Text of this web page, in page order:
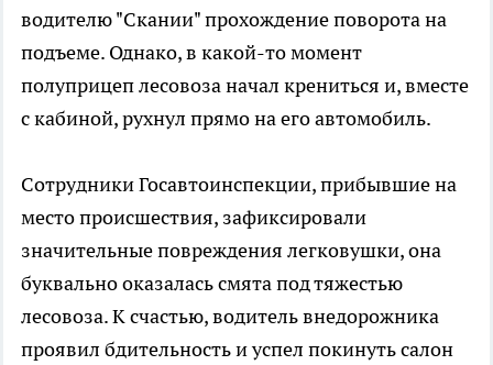
водителю "Скании" прохождение поворота на
подъеме. Однако, в какой-то момент
полуприцеп лесовоза начал крениться и, вместе
с кабиной, рухнул прямо на его автомобиль.
Сотрудники Госавтоинспекции, прибывшие на
место происшествия, зафиксировали
значительные повреждения легковушки, она
буквально оказалась смята под тяжестью
лесовоза. К счастью, водитель внедорожника
проявил бдительность и успел покинуть салон